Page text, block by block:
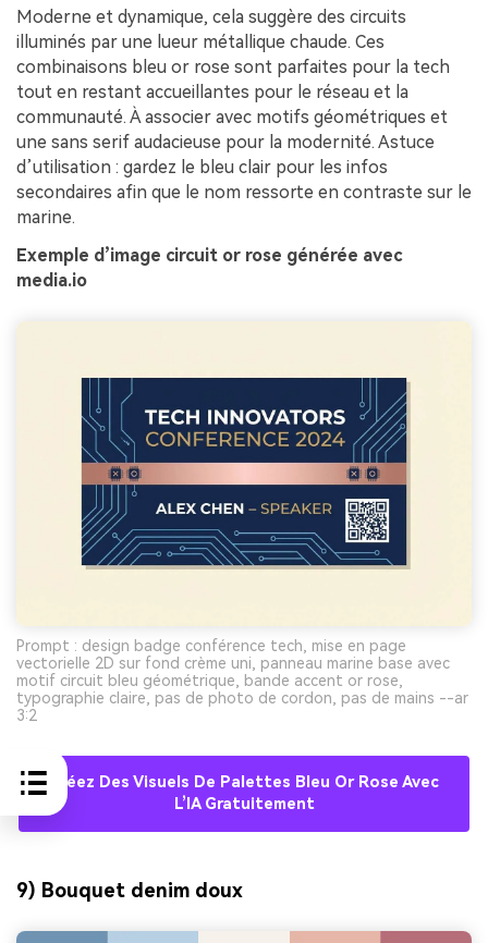
Moderne et dynamique, cela suggère des circuits
illuminés par une lueur métallique chaude. Ces
combinaisons bleu or rose sont parfaites pour la tech
tout en restant accueillantes pour le réseau et la
communauté. À associer avec motifs géométriques et
une sans serif audacieuse pour la modernité. Astuce
d’utilisation : gardez le bleu clair pour les infos
secondaires afin que le nom ressorte en contraste sur le
marine.
Exemple d’image circuit or rose générée avec
media.io
Prompt : design badge conférence tech, mise en page
vectorielle 2D sur fond crème uni, panneau marine base avec
motif circuit bleu géométrique, bande accent or rose,
typographie claire, pas de photo de cordon, pas de mains --ar
3:2
Créez Des Visuels De Palettes Bleu Or Rose Avec
L’IA Gratuitement
9) Bouquet denim doux